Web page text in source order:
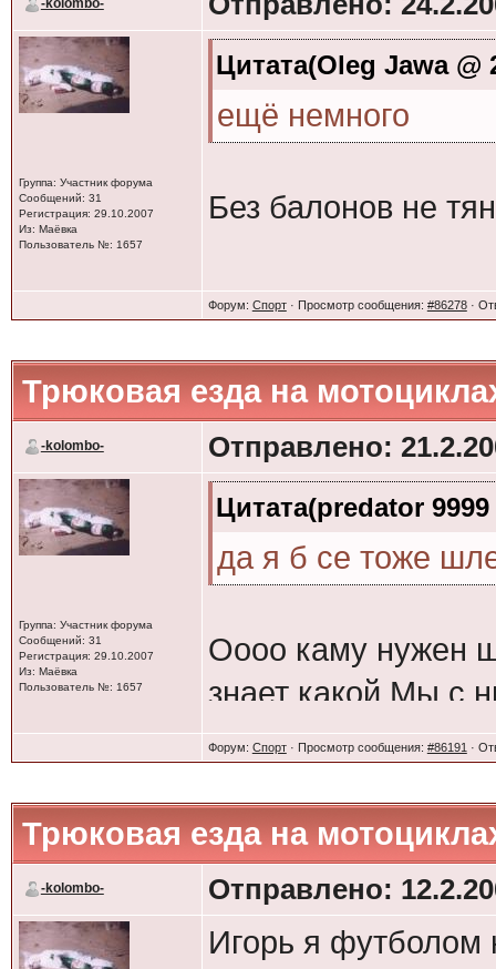
-kolombo-
Группа: Участник форума
Сообщений: 31
Регистрация: 29.10.2007
Из: Маёвка
Пользователь №: 1657
Цитата(Oleg Jawa @
ещё немного
Без балонов не
Форум: Спорт· Просмотр сообщения: #86278·
Трюковая езда на
-kolombo- Отправлено:
Группа: Участник форума
Сообщений: 31
Регистрация: 29.10.2007
Из: Маёвка
Пользователь №: 1657
Цитата(predator
да я б се тоже
Оооо каму нужен
знает какой.Мы с
Форум: Спорт· Просмотр сообщения: #86191 ·
Трюковая езда на
-kolombo- Отправлено:
Игорь я футболом